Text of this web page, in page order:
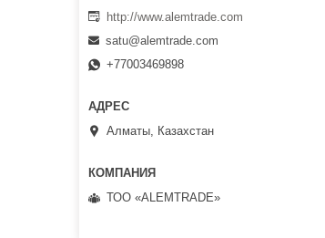
http://www.alemtrade.com
satu@alemtrade.com
+77003469898
Алматы, Казахстан
ТОО «ALEMTRADE»